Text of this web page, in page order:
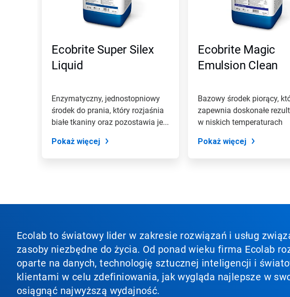
Ecobrite Super Silex
Liquid
Enzymatyczny, jednostopniowy
środek do prania, który rozjaśnia
białe tkaniny oraz pozostawia je...
Pokaż więcej
Ecobrite Magic
Emulsion Clean
Bazowy środek piorący,
zapewnia doskonałe
w niskich temperaturach
Pokaż więcej
Ecolab to światowy lider w zakresie rozwiązań i usług
zasoby niezbędne do życia. Od ponad wieku firma Ecolab
oparte na danych, technologię sztucznej inteligencji i
klientami w celu zdefiniowania, jak wygląda najlepsze w
osiągnąć najwyższą wydajność.